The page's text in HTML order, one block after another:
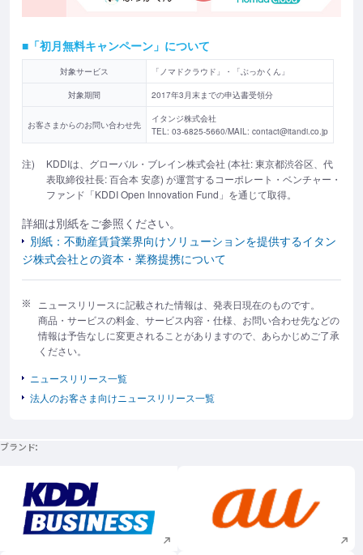
■「初月無料キャンペーン」について
対象サービス 「ノマドクラウド」・「ぶっかくん」
対象期間 2017年3月末までの申込書受領分
お客さまからのお問い合わせ先
イタンジ株式会社
TEL: 03-6825-5660/MAIL: contact@itandi.co.jp
注)
KDDIは、グローバル・ブレイン株式会社 (本社: 東京都渋谷区、代
表取締役社長: 百合本 安彦) が運営するコーポレート・ベンチャー・
ファンド「KDDI Open Innovation Fund」を通じて取得。
詳細は別紙をご参照ください。
別紙：不動産賃貸業界向けソリューションを提供するイタン
ジ株式会社との資本・業務提携について
ニュースリリースに記載された情報は、発表日現在のものです。
商品・サービスの料金、サービス内容・仕様、お問い合わせ先などの
情報は予告なしに変更されることがありますので、あらかじめご了承
ください。
ニュースリリース一覧
法人のお客さま向けニュースリリース一覧
ブランド
新規ウィンドウで開く 新規ウィンドウで